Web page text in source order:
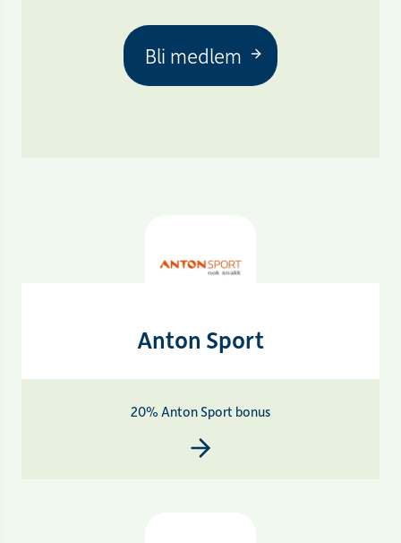
Bli medlem
Anton Sport
20% Anton Sport bonus